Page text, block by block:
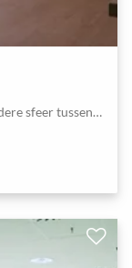
Vriendelijke vergaderruimte met een bijzondere sfeer tussen Horstfeldweg en Bispingen Zuid